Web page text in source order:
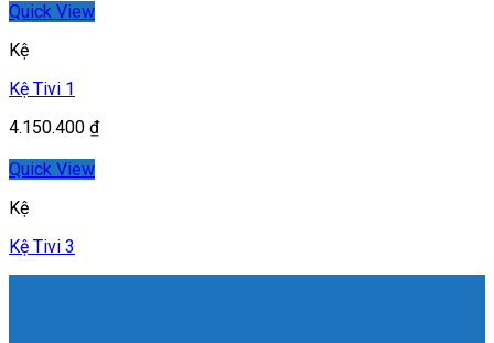
Quick View
Kệ
Kệ Tivi 1
4.150.400 ₫
Quick View
Kệ
Kệ Tivi 3